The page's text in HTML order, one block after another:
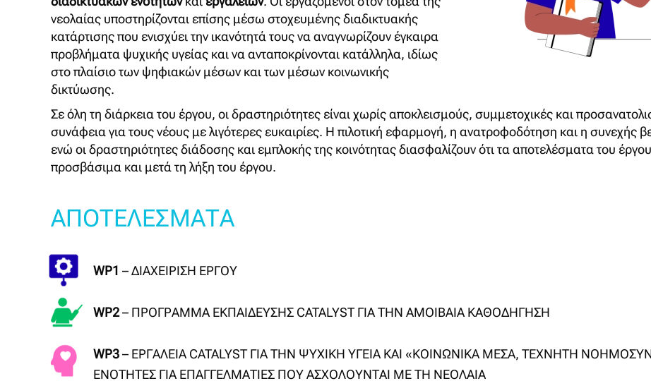
νεολαίας υποστηρίζονται επίσης μέσω στοχευμένης διαδικτυακής
κατάρτισης που ενισχύει την ικανότητά τους να αναγνωρίζουν έγκαιρα
προβλήματα ψυχικής υγείας και να ανταποκρίνονται κατάλληλα, ιδίως
στο πλαίσιο των ψηφιακών μέσων και των μέσων κοινωνικής
δικτύωσης.
Σε όλη τη διάρκεια του έργου, οι δραστηριότητες είναι χωρίς αποκλεισμούς, συμμετοχικές και
συνάφεια για τους νέους με λιγότερες ευκαιρίες. Η πιλοτική εφαρμογή, η ανατροφοδότηση και η συνεχής
ενώ οι δραστηριότητες διάδοσης και εμπλοκής της κοινότητας διασφαλίζουν ότι τα αποτελέσματα του
προσβάσιμα και μετά τη λήξη του έργου.
ΑΠΟΤΕΛΕΣΜΑΤΑ
WP1 – ΔΙΑΧΕΙΡΙΣΗ ΕΡΓΟΥ
WP2– ΠΡΟΓΡΑΜΜΑ ΕΚΠΑΙΔΕΥΣΗΣ CATALYST ΓΙΑ ΤΗΝ ΑΜΟΙΒΑΙΑ ΚΑΘΟΔΗΓΗΣΗ
WP3– ΕΡΓΑΛΕΙΑ CATALYST ΓΙΑ ΤΗΝ ΨΥΧΙΚΗ ΥΓΕΙΑ ΚΑΙ «ΚΟΙΝΩΝΙΚΑ ΜΕΣΑ, ΤΕΧΝΗΤΗ
ΕΝΟΤΗΤΕΣ ΓΙΑ ΕΠΑΓΓΕΛΜΑΤΙΕΣ ΠΟΥ ΑΣΧΟΛΟΥΝΤΑΙ ΜΕ ΤΗ ΝΕΟΛΑΙΑ